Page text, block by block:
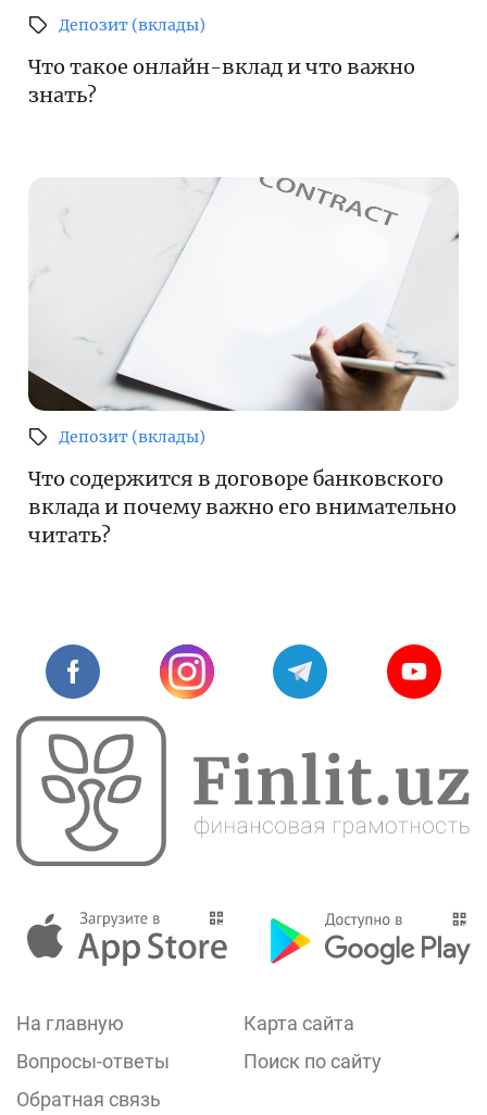
Депозит (вклады)
Что такое онлайн-вклад и что важно
знать?
Депозит (вклады)
Что содержится в договоре банковского
вклада и почему важно его внимательно
читать?
На главную
Карта сайта
Вопросы-ответы
Поиск по сайту
Обратная связь